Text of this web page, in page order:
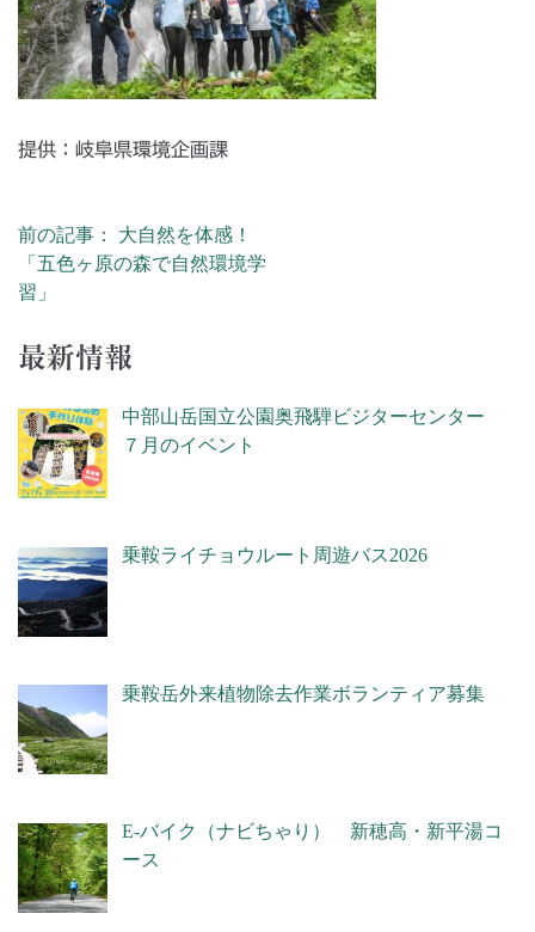
提供：岐阜県環境企画課
投稿ナビゲーション
前の記事： 大自然を体感！
「五色ヶ原の森で自然環境学
習」
最新情報
中部山岳国立公園奥飛騨ビジターセンター
７月のイベント
乗鞍ライチョウルート周遊バス2026
乗鞍岳外来植物除去作業ボランティア募集
E-バイク（ナビちゃり） 新穂高・新平湯コ
ース